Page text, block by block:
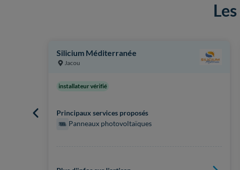
Silicium Méditerranée
Jacou
installateur vérifié
Principaux services proposés
Panneaux photovoltaïques